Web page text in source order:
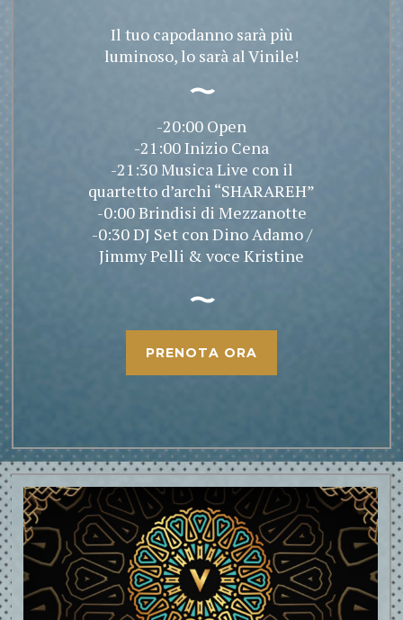
Il tuo capodanno sarà più
luminoso, lo sarà al Vinile!
-20:00 Open
-21:00 Inizio Cena
-21:30 Musica Live con il
quartetto d’archi “SHARAREH”
-0:00 Brindisi di Mezzanotte
-0:30 DJ Set con Dino Adamo /
Jimmy Pelli & voce Kristine
PRENOTA ORA